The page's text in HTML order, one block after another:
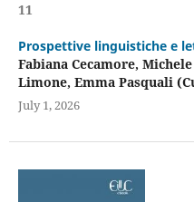
11
Prospettive linguistiche e
Fabiana Cecamore,
Limone, Emma Pasquali
July 1, 2026